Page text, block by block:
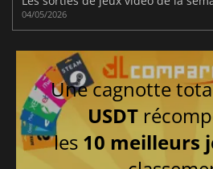
04/05/2026
Une cagnotte
USDT
les 10 meilleurs